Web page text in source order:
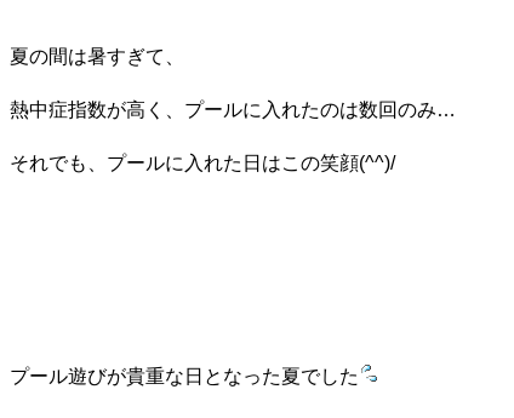
夏の間は暑すぎて、
熱中症指数が高く、プールに入れたのは数回のみ…
それでも、プールに入れた日はこの笑顔(^^)/
プール遊びが貴重な日となった夏でした